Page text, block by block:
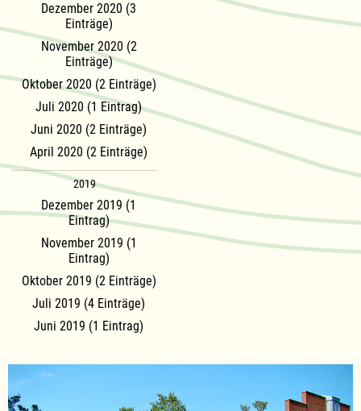
Dezember 2020 (3
Einträge)
November 2020 (2
Einträge)
Oktober 2020 (2 Einträge)
Juli 2020 (1 Eintrag)
Juni 2020 (2 Einträge)
April 2020 (2 Einträge)
2019
Dezember 2019 (1
Eintrag)
November 2019 (1
Eintrag)
Oktober 2019 (2 Einträge)
Juli 2019 (4 Einträge)
Juni 2019 (1 Eintrag)